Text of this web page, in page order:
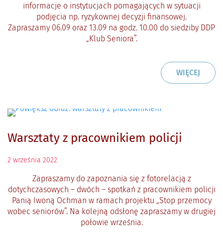
informacje o instytucjach pomagających w sytuacji
podjęcia np. ryzykownej decyzji finansowej.
Zapraszamy 06.09 oraz 13.09 na godz. 10.00 do siedziby DDP
„Klub Seniora”.
CZYTAJ
WIĘCEJ O:
Warsztaty z pracownikiem policji
2 września 2022
Zapraszamy do zapoznania się z fotorelacją z
dotychczasowych – dwóch – spotkań z pracownikiem policji
Panią Iwoną Ochman w ramach projektu „Stop przemocy
wobec seniorów”. Na kolejną odsłonę zapraszamy w drugiej
połowie września.